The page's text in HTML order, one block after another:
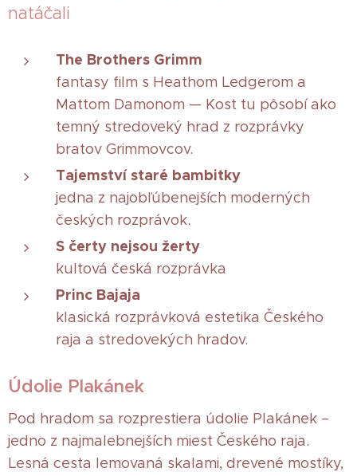
natáčali
The Brothers Grimm
fantasy film s Heathom Ledgerom a
Mattom Damonom — Kost tu pôsobí ako
temný stredoveký hrad z rozprávky
bratov Grimmovcov.
Tajemství staré bambitky
jedna z najobľúbenejších moderných
českých rozprávok.
S čerty nejsou žerty
kultová česká rozprávka
Princ Bajaja
klasická rozprávková estetika Českého
raja a stredovekých hradov.
Údolie Plakánek
Pod hradom sa rozprestiera údolie Plakánek –
jedno z najmalebnejších miest Českého raja.
Lesná cesta lemovaná skalami, drevené mostíky,